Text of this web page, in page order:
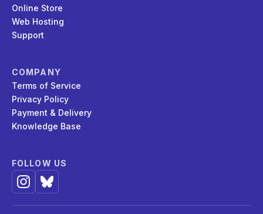
Online Store
Web Hosting
Support
COMPANY
Terms of Service
Privacy Policy
Payment & Delivery
Knowledge Base
FOLLOW US